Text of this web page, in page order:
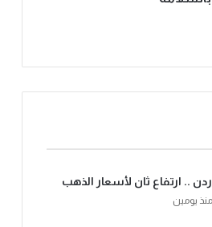
.. ارتفاع ثان لأسعار الذهب
منذ يومين